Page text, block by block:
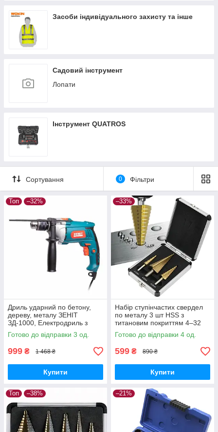
Засоби індивідуального захисту та інше
Садовий інструмент
Лопати
Інструмент QUATROS
Сортування 0 Фільтри
Топ –32%
Дриль ударний по бетону,
дереву, металу ЗЕНІТ
ЗД-1000, Електродриль з
регулюванням швидкості
Готово до відправки 3 од.
999 ₴ 1 468 ₴
Купити
–33%
Набір ступінчастих свердел
по металу 3 шт HSS з
титановим покриттям 4–32
мм у кейсі
Готово до відправки 4 од.
599 ₴ 890 ₴
Купити
Топ –38% –21%